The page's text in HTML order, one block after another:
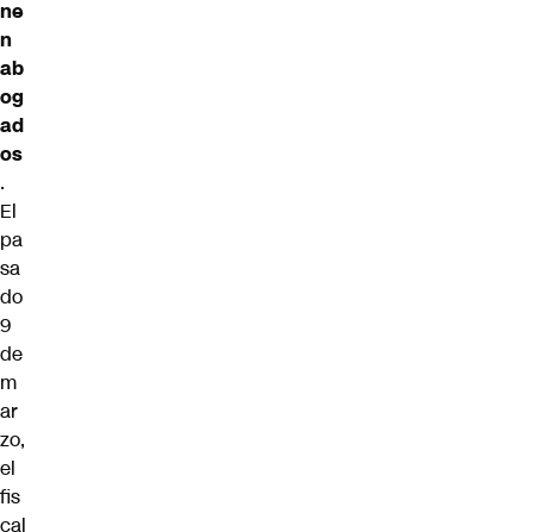
ne
n
ab
og
ad
os
.
El
pa
sa
do
9
de
m
ar
zo,
el
fis
cal